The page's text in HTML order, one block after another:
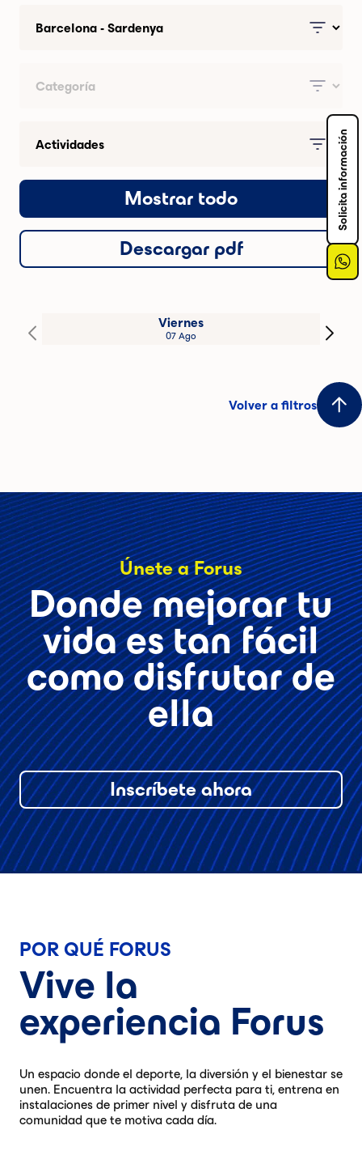
Mostrar todo
Descargar pdf
Viernes
07 Ago
Volver a filtros
Únete a Forus
Donde mejorar tu
vida es tan fácil
como disfrutar de
ella
Inscríbete ahora
POR QUÉ FORUS
Vive la
experiencia Forus
Un espacio donde el deporte, la diversión y el bienestar se
unen. Encuentra la actividad perfecta para ti, entrena en
instalaciones de primer nivel y disfruta de una
comunidad que te motiva cada día.
Solicita información